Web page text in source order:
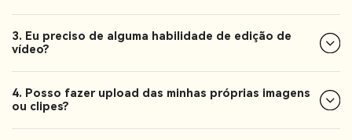
3. Eu preciso de alguma habilidade de edição de
vídeo?
4. Posso fazer upload das minhas próprias imagens
ou clipes?